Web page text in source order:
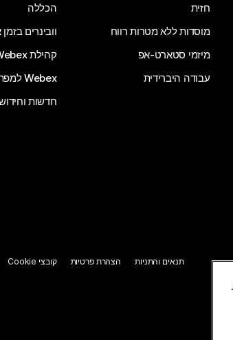
חזית
מוסדות ללא מטרות רווח
מיזמי סטארט-אפ
עבודה היברידית
הכללה
וובינרים
קהילת Webex
Webex למפתחים
חדשות
תנאים והתניות הצהרת פרטיות קובצי Cookie